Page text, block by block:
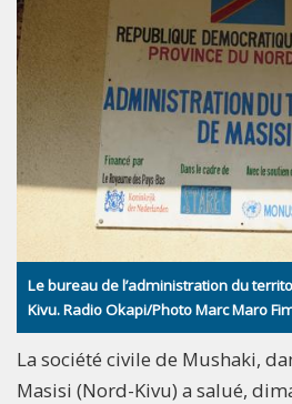
Le bureau de l’administration du
Kivu. Radio Okapi/Photo Marc Maro
La société civile de Mushaki,
Masisi (Nord-Kivu) a salué,